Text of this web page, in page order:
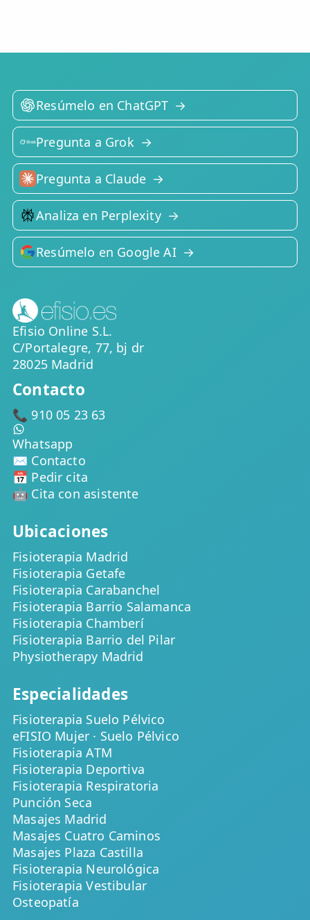
Resúmelo en ChatGPT
Pregunta a Grok
Pregunta a Claude
Analiza en Perplexity
Resúmelo en Google AI
Efisio Online S.L.
C/Portalegre, 77, bj dr
28025 Madrid
Contacto
📞 910 05 23 63
Whatsapp
✉️ Contacto
📅 Pedir cita
🤖 Cita con asistente
Ubicaciones
Fisioterapia Madrid
Fisioterapia Getafe
Fisioterapia Carabanchel
Fisioterapia Barrio Salamanca
Fisioterapia Chamberí
Fisioterapia Barrio del Pilar
Physiotherapy Madrid
Especialidades
Fisioterapia Suelo Pélvico
eFISIO Mujer · Suelo Pélvico
Fisioterapia ATM
Fisioterapia Deportiva
Fisioterapia Respiratoria
Punción Seca
Masajes Madrid
Masajes Cuatro Caminos
Masajes Plaza Castilla
Fisioterapia Neurológica
Fisioterapia Vestibular
Osteopatía